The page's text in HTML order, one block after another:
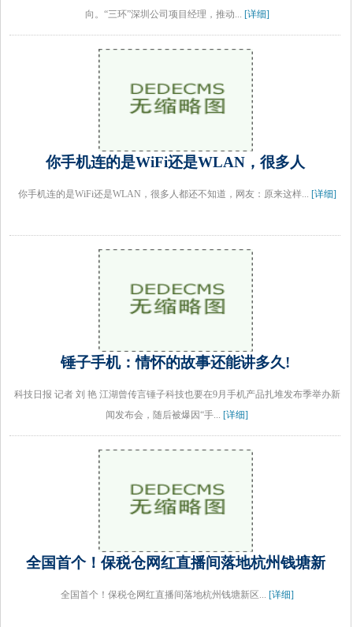
向。“三环”深圳公司项目经理，推动... [详细]
你手机连的是WiFi还是WLAN，很多人
你手机连的是WiFi还是WLAN，很多人都还不知道，网友：原来这样... [详细]
锤子手机：情怀的故事还能讲多久!
科技日报 记者 刘 艳 江湖曾传言锤子科技也要在9月手机产品扎堆发布季举办新
闻发布会，随后被爆因“手... [详细]
全国首个！保税仓网红直播间落地杭州钱塘新
全国首个！保税仓网红直播间落地杭州钱塘新区... [详细]